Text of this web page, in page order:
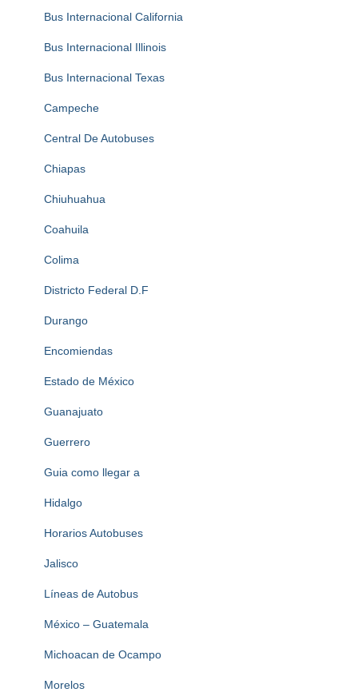
Bus Internacional California
Bus Internacional Illinois
Bus Internacional Texas
Campeche
Central De Autobuses
Chiapas
Chiuhuahua
Coahuila
Colima
Districto Federal D.F
Durango
Encomiendas
Estado de México
Guanajuato
Guerrero
Guia como llegar a
Hidalgo
Horarios Autobuses
Jalisco
Líneas de Autobus
México – Guatemala
Michoacan de Ocampo
Morelos